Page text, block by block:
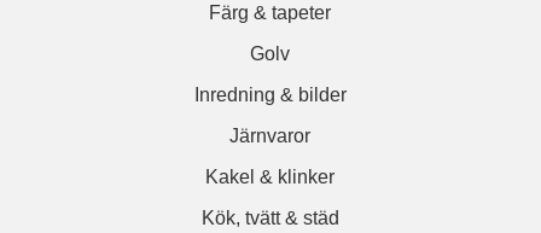
Färg & tapeter
Golv
Inredning & bilder
Järnvaror
Kakel & klinker
Kök, tvätt & städ